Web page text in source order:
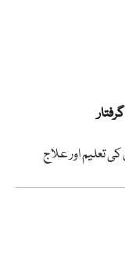
تعلیم اور علاج